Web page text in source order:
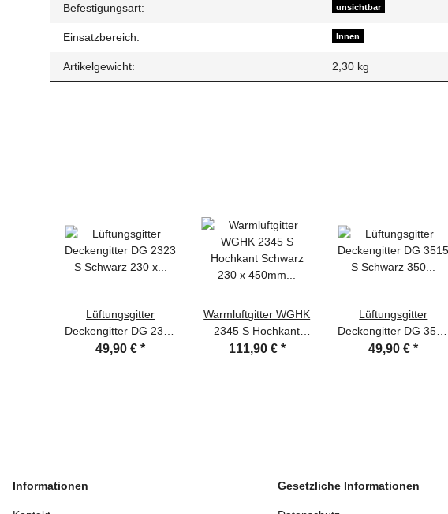
Befestigungsart: unsichtbar
Einsatzbereich: Innen
Artikelgewicht: 2,30 kg
Lüftungsgitter
Deckengitter DG 2323
S Schwarz 230 x 230
49,90 €*
Warmluftgitter WGHK
2345 S Hochkant
Schwarz 230 x
111,90 € *
Lüftungsgitter
Deckengitter DG 3515
S Schwarz 350 x150
49,90 €*
Informationen Gesetzliche Informationen